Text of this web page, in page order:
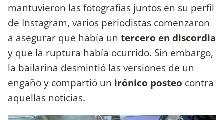
mantuvieron las fotografías juntos en su perfil
de Instagram, varios periodistas comenzaron
a asegurar que había un tercero en discordia
y que la ruptura había ocurrido. Sin embargo,
la bailarina desmintió las versiones de un
engaño y compartió un irónico posteo contra
aquellas noticias.